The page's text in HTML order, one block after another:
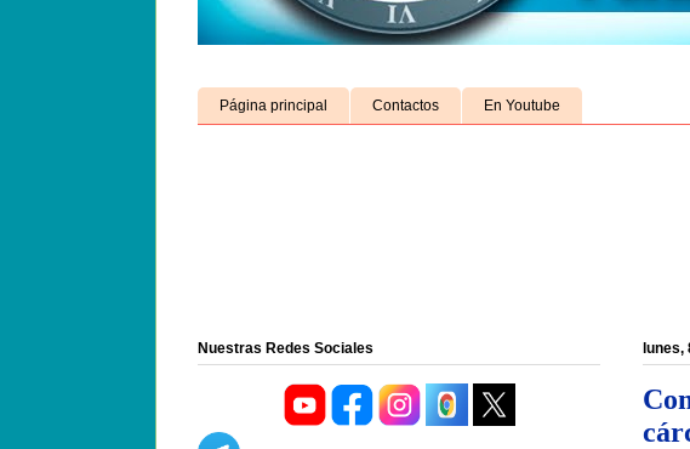
Página principal Contactos En Youtube
lunes,
Nuestras Redes Sociales